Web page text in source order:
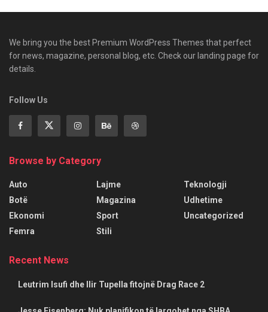
We bring you the best Premium WordPress Themes that perfect
for news, magazine, personal blog, etc. Check our landing page for
details.
Follow Us
Browse by Category
Auto
Botë
Ekonomi
Femra
Lajme
Magazina
Sport
Stili
Teknologji
Udhetime
Uncategorized
Recent News
Leutrim Isufi dhe Ilir Tupella fitojnë Drag Race 2